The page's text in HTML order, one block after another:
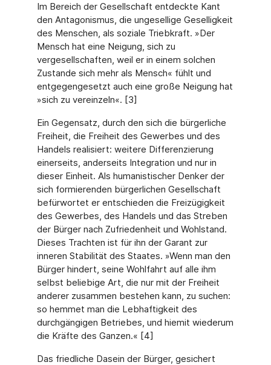
Im Bereich der Gesellschaft entdeckte Kant
den Antagonismus, die ungesellige Geselligkeit
des Menschen, als soziale Triebkraft. »Der
Mensch hat eine Neigung, sich zu
vergesellschaften, weil er in einem solchen
Zustande sich mehr als Mensch« fühlt und
entgegengesetzt auch eine große Neigung hat
»sich zu vereinzeln«. [3]
Ein Gegensatz, durch den sich die bürgerliche
Freiheit, die Freiheit des Gewerbes und des
Handels realisiert: weitere Differenzierung
einerseits, anderseits Integration und nur in
dieser Einheit. Als humanistischer Denker der
sich formierenden bürgerlichen Gesellschaft
befürwortet er entschieden die Freizügigkeit
des Gewerbes, des Handels und das Streben
der Bürger nach Zufriedenheit und Wohlstand.
Dieses Trachten ist für ihn der Garant zur
inneren Stabilität des Staates. »Wenn man den
Bürger hindert, seine Wohlfahrt auf alle ihm
selbst beliebige Art, die nur mit der Freiheit
anderer zusammen bestehen kann, zu suchen:
so hemmet man die Lebhaftigkeit des
durchgängigen Betriebes, und hiemit wiederum
die Kräfte des Ganzen.« [4]
Das friedliche Dasein der Bürger, gesichert